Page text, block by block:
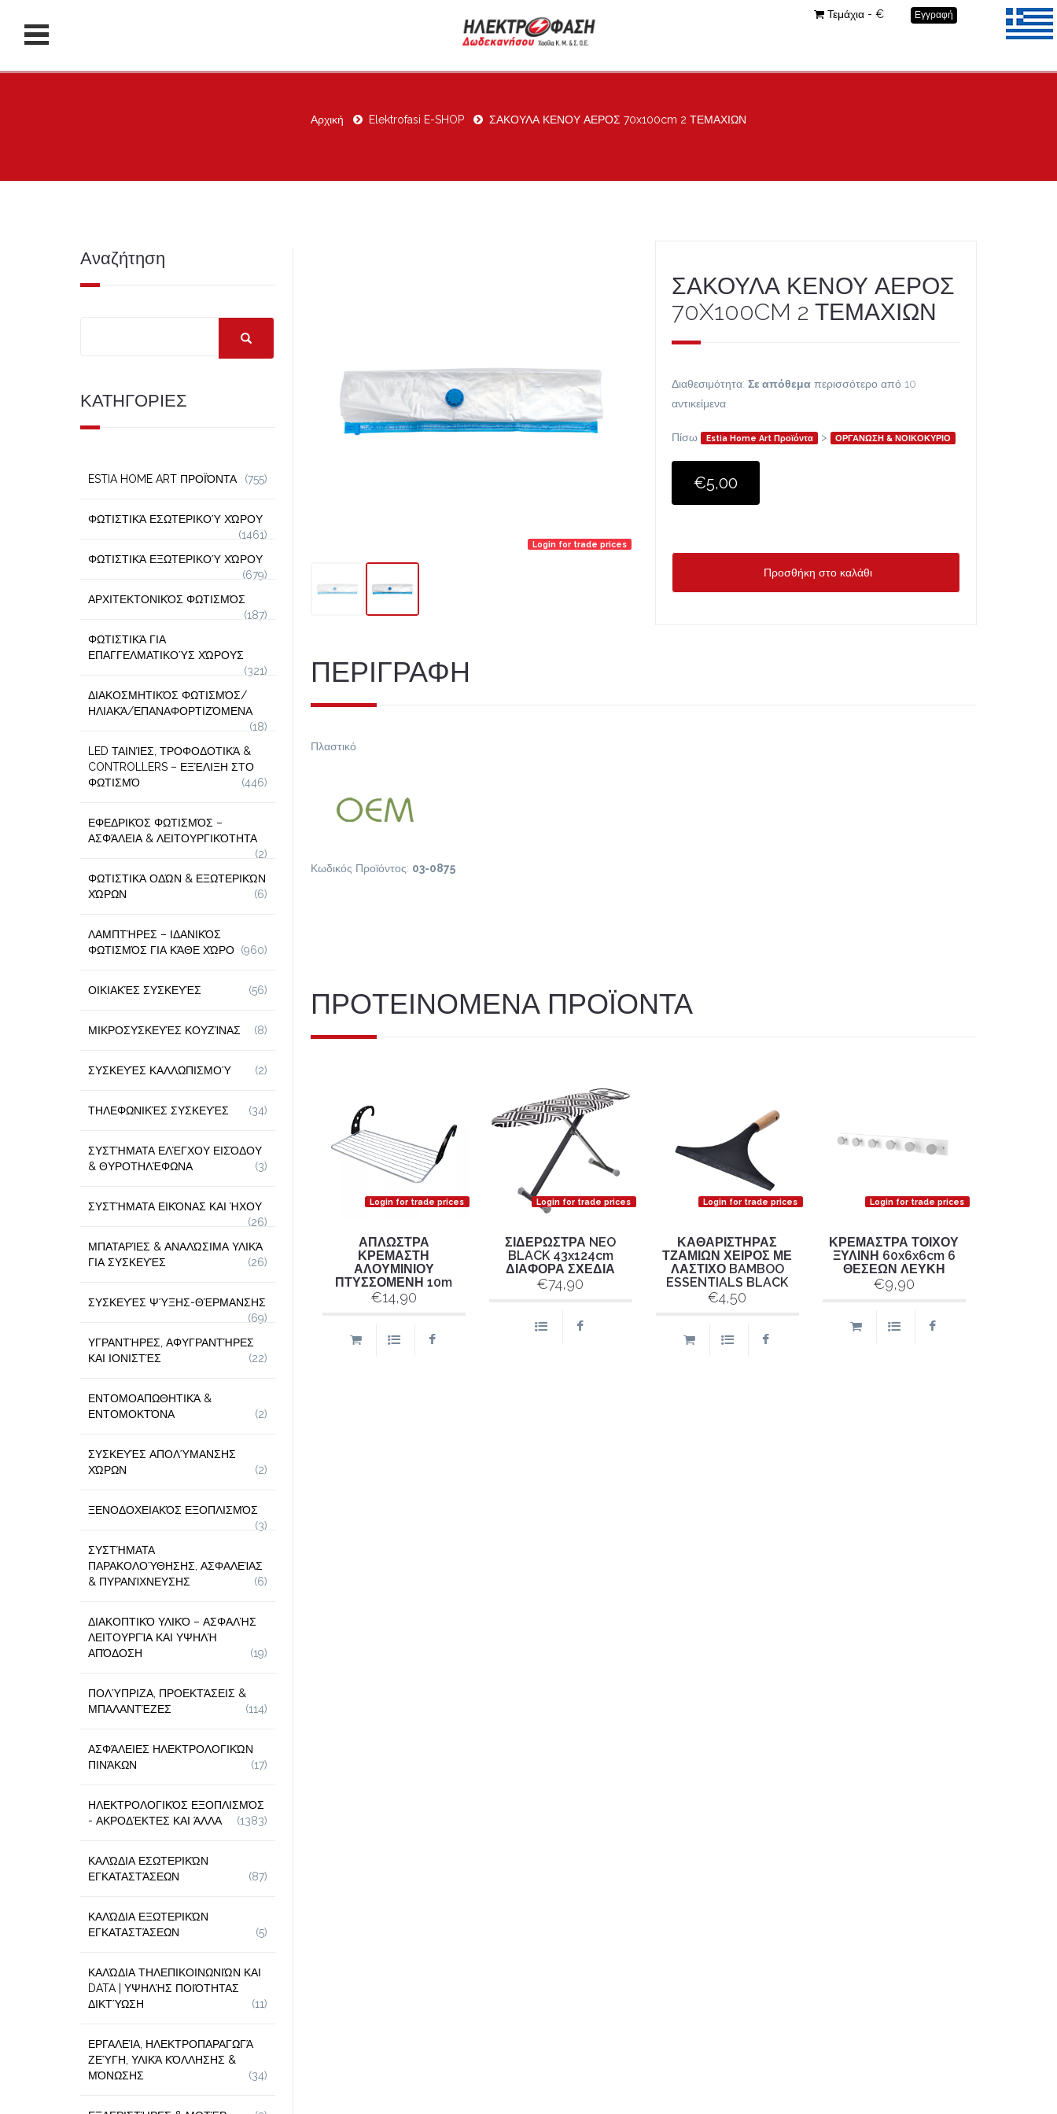
Εγγραφή
Τεμάχια - €
Αρχική Elektrofasi E-SHOP ΣΑΚΟΥΛΑ ΚΕΝΟΥ ΑΕΡΟΣ 70x100cm 2 ΤΕΜΑΧΙΩΝ
Login for trade prices
ΣΑΚΟΥΛΑ ΚΕΝΟΥ ΑΕΡΟΣ
70X100CM 2 ΤΕΜΑΧΙΩΝ
Διαθεσιμότητα:Σε απόθεμα περισσότερο από 10
αντικείμενα
Πίσω Estia Home Art Προϊόντα > ΟΡΓΑΝΩΣΗ & ΝΟΙΚΟΚΥΡΙΟ
€5,00
Προσθήκη στο καλάθι
ΠΕΡΙΓΡΑΦΗ
Πλαστικό
Κωδικός Προϊόντος: 03-0875
ΠΡΟΤΕΙΝΟΜΕΝΑ ΠΡΟΪΟΝΤΑ
Login for trade prices
ΑΠΛΩΣΤΡΑ
ΚΡΕΜΑΣΤΗ
ΑΛΟΥΜΙΝΙΟΥ
ΠΤΥΣΣΟΜΕΝΗ 10m
€14,90
Login for trade prices
ΣΙΔΕΡΩΣΤΡΑ NEO
BLACK 43x124cm
ΔΙΑΦΟΡΑ ΣΧΕΔΙΑ
€74,90
Login for trade prices
ΚΑΘΑΡΙΣΤΗΡΑΣ
ΤΖΑΜΙΩΝ ΧΕΙΡΟΣ ΜΕ
ΛΑΣΤΙΧΟ BAMBOO
ESSENTIALS BLACK
€4,50
Login for trade prices
ΚΡΕΜΑΣΤΡΑ ΤΟΙΧΟΥ
ΞΥΛΙΝΗ 60x6x6cm 6
ΘΕΣΕΩΝ ΛΕΥΚΗ
€9,90
Αναζήτηση
ΚΑΤΗΓΟΡΙΕΣ
ESTIA HOME ART ΠΡΟΪΌΝΤΑ (755)
ΦΩΤΙΣΤΙΚΆ ΕΣΩΤΕΡΙΚΟΎ ΧΏΡΟΥ
(1461)
ΦΩΤΙΣΤΙΚΆ ΕΞΩΤΕΡΙΚΟΎ ΧΏΡΟΥ
(679)
ΑΡΧΙΤΕΚΤΟΝΙΚΌΣ ΦΩΤΙΣΜΌΣ
(187)
ΦΩΤΙΣΤΙΚΆ ΓΙΑ
ΕΠΑΓΓΕΛΜΑΤΙΚΟΎΣ ΧΏΡΟΥΣ
(321)
ΔΙΑΚΟΣΜΗΤΙΚΌΣ ΦΩΤΙΣΜΌΣ/
ΗΛΙΑΚΆ/ΕΠΑΝΑΦΟΡΤΙΖΌΜΕΝΑ
(18)
LED ΤΑΙΝΊΕΣ, ΤΡΟΦΟΔΟΤΙΚΆ &
CONTROLLERS – ΕΞΈΛΙΞΗ ΣΤΟ
ΦΩΤΙΣΜΌ
(446)
ΕΦΕΔΡΙΚΌΣ ΦΩΤΙΣΜΌΣ –
ΑΣΦΆΛΕΙΑ & ΛΕΙΤΟΥΡΓΙΚΌΤΗΤΑ
(2)
ΦΩΤΙΣΤΙΚΆ ΟΔΏΝ & ΕΞΩΤΕΡΙΚΏΝ
ΧΏΡΩΝ
(6)
ΛΑΜΠΤΉΡΕΣ – ΙΔΑΝΙΚΌΣ
ΦΩΤΙΣΜΌΣ ΓΙΑ ΚΆΘΕ ΧΏΡΟ (960)
ΟΙΚΙΑΚΈΣ ΣΥΣΚΕΥΈΣ (56)
ΜΙΚΡΟΣΥΣΚΕΥΈΣ ΚΟΥΖΊΝΑΣ (8)
ΣΥΣΚΕΥΈΣ ΚΑΛΛΩΠΙΣΜΟΎ (2)
ΤΗΛΕΦΩΝΙΚΈΣ ΣΥΣΚΕΥΈΣ (34)
ΣΥΣΤΉΜΑΤΑ ΕΛΈΓΧΟΥ ΕΙΣΌΔΟΥ
& ΘΥΡΟΤΗΛΈΦΩΝΑ
(3)
ΣΥΣΤΉΜΑΤΑ ΕΙΚΌΝΑΣ ΚΑΙ ΉΧΟΥ
(26)
ΜΠΑΤΑΡΊΕΣ & ΑΝΑΛΏΣΙΜΑ ΥΛΙΚΆ
ΓΙΑ ΣΥΣΚΕΥΈΣ
(26)
ΣΥΣΚΕΥΈΣ ΨΎΞΗΣ-ΘΈΡΜΑΝΣΗΣ
(69)
ΥΓΡΑΝΤΉΡΕΣ, ΑΦΥΓΡΑΝΤΉΡΕΣ
ΚΑΙ ΙΟΝΙΣΤΈΣ
(22)
ΕΝΤΟΜΟΑΠΩΘΗΤΙΚΆ &
ΕΝΤΟΜΟΚΤΌΝΑ
(2)
ΣΥΣΚΕΥΈΣ ΑΠΟΛΎΜΑΝΣΗΣ
ΧΏΡΩΝ
(2)
ΞΕΝΟΔΟΧΕΙΑΚΌΣ ΕΞΟΠΛΙΣΜΌΣ
(3)
ΣΥΣΤΉΜΑΤΑ
ΠΑΡΑΚΟΛΟΎΘΗΣΗΣ, ΑΣΦΑΛΕΊΑΣ
& ΠΥΡΑΝΊΧΝΕΥΣΗΣ
(6)
ΔΙΑΚΟΠΤΙΚΌ ΥΛΙΚΌ – ΑΣΦΑΛΉΣ
ΛΕΙΤΟΥΡΓΊΑ ΚΑΙ ΥΨΗΛΉ
ΑΠΌΔΟΣΗ
(19)
ΠΟΛΎΠΡΙΖΑ, ΠΡΟΕΚΤΆΣΕΙΣ &
ΜΠΑΛΑΝΤΈΖΕΣ
(114)
ΑΣΦΆΛΕΙΕΣ ΗΛΕΚΤΡΟΛΟΓΙΚΏΝ
ΠΙΝΆΚΩΝ
(17)
ΗΛΕΚΤΡΟΛΟΓΙΚΌΣ ΕΞΟΠΛΙΣΜΌΣ
- ΑΚΡΟΔΈΚΤΕΣ ΚΑΙ ΆΛΛΑ
(1383)
ΚΑΛΏΔΙΑ ΕΣΩΤΕΡΙΚΏΝ
ΕΓΚΑΤΑΣΤΆΣΕΩΝ
(87)
ΚΑΛΏΔΙΑ ΕΞΩΤΕΡΙΚΏΝ
ΕΓΚΑΤΑΣΤΆΣΕΩΝ
(5)
ΚΑΛΏΔΙΑ ΤΗΛΕΠΙΚΟΙΝΩΝΙΏΝ ΚΑΙ
DATA | ΥΨΗΛΉΣ ΠΟΙΌΤΗΤΑΣ
ΔΙΚΤΎΩΣΗ
(11)
ΕΡΓΑΛΕΊΑ, ΗΛΕΚΤΡΟΠΑΡΑΓΩΓΆ
ΖΕΎΓΗ, ΥΛΙΚΆ ΚΌΛΛΗΣΗΣ &
ΜΌΝΩΣΗΣ
(34)